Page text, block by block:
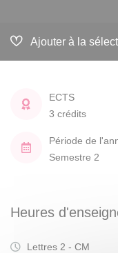
Ajouter à la
ECTS
3 crédits
Période de
Semestre 2
Heures
Lettres 2 - CM